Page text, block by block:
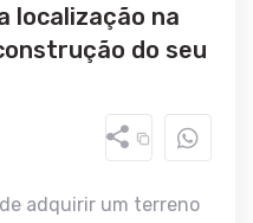
localização na
do seu
adquirir um terreno